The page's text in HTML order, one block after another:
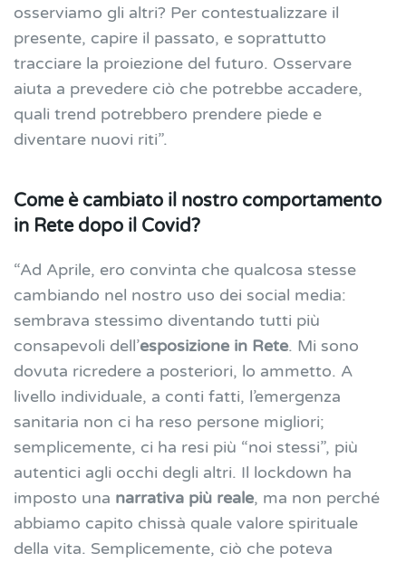
osserviamo gli altri? Per contestualizzare il
presente, capire il passato, e soprattutto
tracciare la proiezione del futuro. Osservare
aiuta a prevedere ciò che potrebbe accadere,
quali trend potrebbero prendere piede e
diventare nuovi riti”.
Come è cambiato il nostro comportamento
in Rete dopo il Covid?
“Ad Aprile, ero convinta che qualcosa stesse
cambiando nel nostro uso dei social media:
sembrava stessimo diventando tutti più
consapevoli dell’esposizione in Rete. Mi sono
dovuta ricredere a posteriori, lo ammetto. A
livello individuale, a conti fatti, l’emergenza
sanitaria non ci ha reso persone migliori;
semplicemente, ci ha resi più “noi stessi”, più
autentici agli occhi degli altri. Il lockdown ha
imposto una narrativa più reale, ma non perché
abbiamo capito chissà quale valore spirituale
della vita. Semplicemente, ciò che poteva